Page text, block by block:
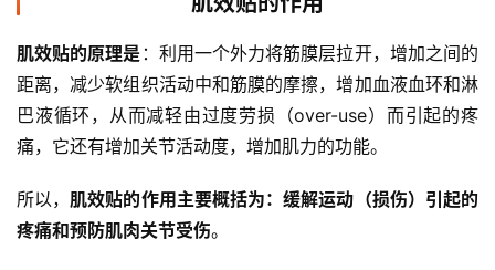
肌效贴的原理是 ：利用一个外力将筋膜层拉开，增加之间的
距离，减少软组织活动中和筋膜的摩擦，增加血液血环和淋
巴液循环，从而减轻由过度劳损（over-use）而引起的疼
痛，它还有增加关节活动度，增加肌力的功能。
所以， 肌效贴的作用主要概括为：缓解运动（损伤）引起的
疼痛和预防肌肉关节受伤。